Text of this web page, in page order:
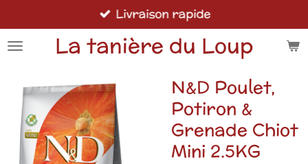
au
contenu
La tanière du Loup
Livraison rapide
N&D Poulet,
Potiron &
Grenade Chiot
Mini 2.5KG